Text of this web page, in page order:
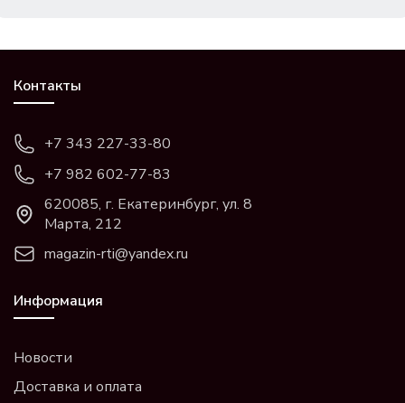
Контакты
+7 343 227-33-80
+7 982 602-77-83
620085, г. Екатеринбург, ул. 8
Марта, 212
magazin-rti@yandex.ru
Информация
Новости
Доставка и оплата